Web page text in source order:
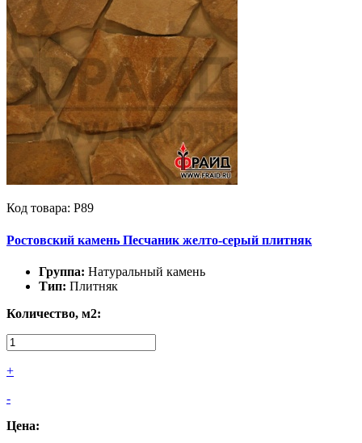
Код товара: Р89
Ростовский камень Песчаник желто-серый плитняк
Группа: Натуральный камень
Тип: Плитняк
Количество, м2:
+
-
Цена: